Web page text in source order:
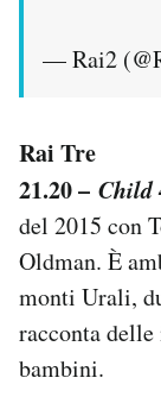
— Rai2
Rai Tre
21.20 – Child
del 2015 con
Oldman. È
monti Urali,
racconta
bambini.